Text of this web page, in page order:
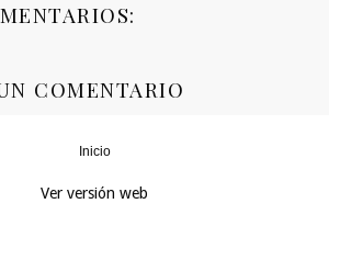
COMENTARIO
Inicio
Ver versión web